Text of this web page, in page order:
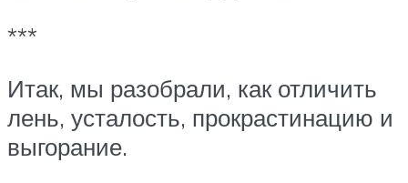
***
Итак, мы разобрали, как отличить
лень, усталость, прокрастинацию и
выгорание.